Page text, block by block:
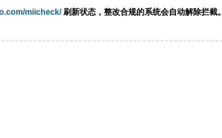
miicheck/刷新状态，整改合规的系统会自动解除拦截。